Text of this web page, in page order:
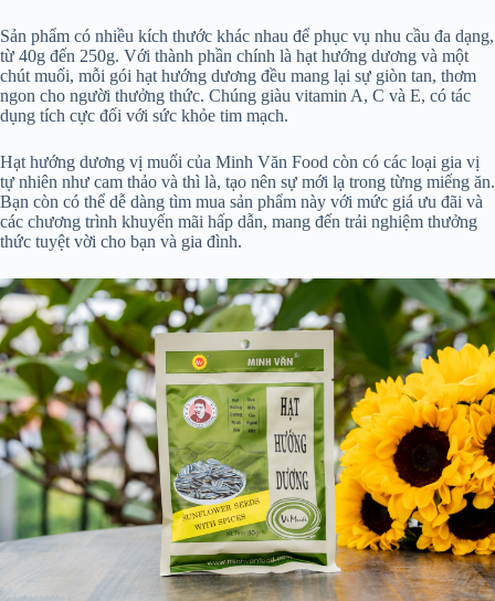
Sản phẩm có nhiều kích thước khác nhau để phục vụ nhu cầu đa dạng,
từ 40g đến 250g. Với thành phần chính là hạt hướng dương và một
chút muối, mỗi gói hạt hướng dương đều mang lại sự giòn tan, thơm
ngon cho người thưởng thức. Chúng giàu vitamin A, C và E, có tác
dụng tích cực đối với sức khỏe tim mạch.
Hạt hướng dương vị muối của Minh Văn Food còn có các loại gia vị
tự nhiên như cam thảo và thì là, tạo nên sự mới lạ trong từng miếng ăn.
Bạn còn có thể dễ dàng tìm mua sản phẩm này với mức giá ưu đãi và
các chương trình khuyến mãi hấp dẫn, mang đến trải nghiệm thưởng
thức tuyệt vời cho bạn và gia đình.